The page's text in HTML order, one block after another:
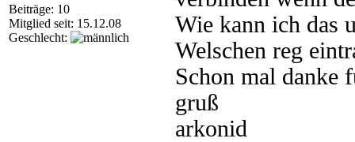
Beiträge: 10
Mitglied seit: 15.12.08
Geschlecht:
Wie kann ich das
Welschen reg
Schon mal danke
gruß
arkonid